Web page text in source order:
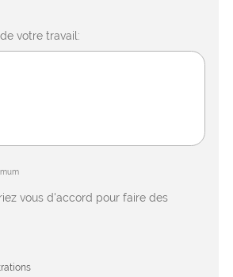
votre travail:
vous d'accord pour faire des